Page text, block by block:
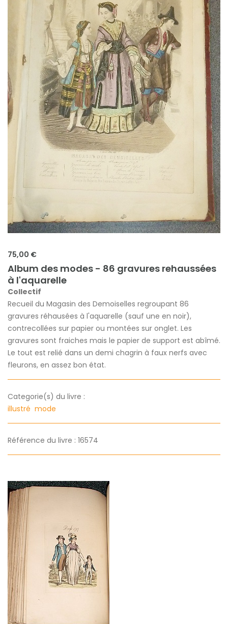
75,00 €
Album des modes - 86 gravures rehaussées
à l'aquarelle
Collectif
Recueil du Magasin des Demoiselles regroupant 86
gravures réhausées à l'aquarelle (sauf une en noir),
contrecollées sur papier ou montées sur onglet. Les
gravures sont fraiches mais le papier de support est abîmé.
Le tout est relié dans un demi chagrin à faux nerfs avec
fleurons, en assez bon état.
Categorie(s) du livre :
illustré mode
Référence du livre : 16574